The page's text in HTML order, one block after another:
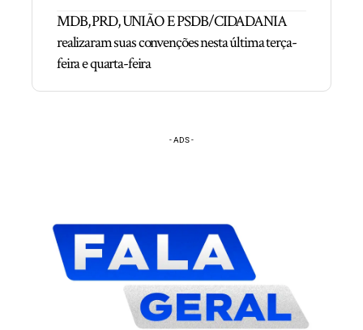
MDB, PRD, UNIÃO E PSDB/CIDADANIA
realizaram suas convenções nesta última terça-
feira e quarta-feira
- ADS -